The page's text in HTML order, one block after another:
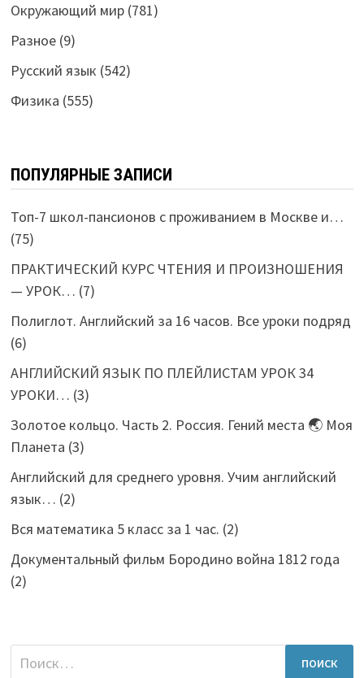
Окружающий мир(781)
Разное(9)
Русский язык (542)
Физика (555)
ПОПУЛЯРНЫЕ ЗАПИСИ
Топ-7 школ-пансионов с проживанием в Москве и…
(75)
ПРАКТИЧЕСКИЙ КУРС ЧТЕНИЯ И ПРОИЗНОШЕНИЯ
— УРОК… (7)
Полиглот. Английский за 16 часов. Все уроки подряд
(6)
АНГЛИЙСКИЙ ЯЗЫК ПО ПЛЕЙЛИСТАМ УРОК 34
УРОКИ… (3)
Золотое кольцо. Часть 2. Россия. Гений места 🌏 Моя
Планета (3)
Английский для среднего уровня. Учим английский
язык… (2)
Вся математика 5 класс за 1 час. (2)
Документальный фильм Бородино война 1812 года
(2)
Найти: